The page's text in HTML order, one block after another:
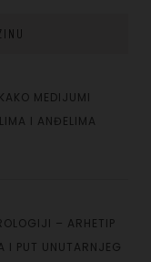
MEDIJUMI
I ANĐELIMA
– ARHETIP
I PUT UNUTARNJEG